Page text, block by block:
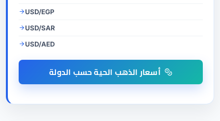
USD/EGP
USD/SAR
USD/AED
أسعار الذهب الحية حسب الدولة